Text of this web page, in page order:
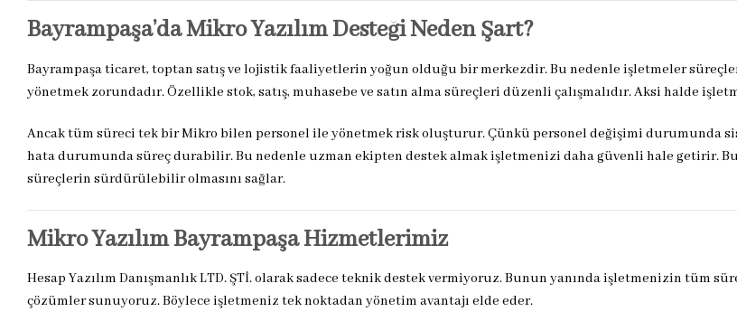
Bayrampaşa’da Mikro Yazılım Desteği Neden Şart?
Bayrampaşa ticaret, toptan satış ve lojistik faaliyetlerin yoğun olduğu bir merkezdir. Bu nedenle işletmeler
yönetmek zorundadır. Özellikle stok, satış, muhasebe ve satın alma süreçleri düzenli çalışmalıdır. Aksi halde
Ancak tüm süreci tek bir Mikro bilen personel ile yönetmek risk oluşturur. Çünkü personel değişimi durumunda
hata durumunda süreç durabilir. Bu nedenle uzman ekipten destek almak işletmenizi daha güvenli hale getirir.
süreçlerin sürdürülebilir olmasını sağlar.
Mikro Yazılım Bayrampaşa Hizmetlerimiz
Hesap Yazılım Danışmanlık LTD. ŞTİ. olarak sadece teknik destek vermiyoruz. Bunun yanında işletmenizin tüm
çözümler sunuyoruz. Böylece işletmeniz tek noktadan yönetim avantajı elde eder.